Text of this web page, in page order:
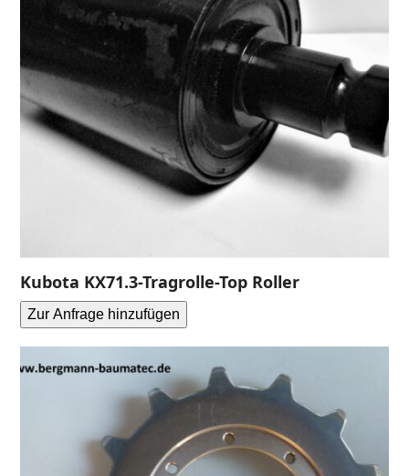
Kubota KX71.3-Tragrolle-Top Roller
Zur Anfrage hinzufügen